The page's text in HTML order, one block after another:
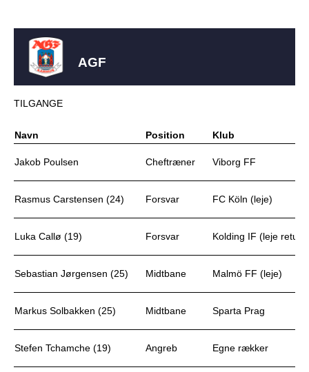
AGF
TILGANGE
Navn Position Klub
Jakob Poulsen Cheftræner Viborg FF
Rasmus Carstensen (24) Forsvar FC Köln (leje)
Luka Callø (19) Forsvar Kolding IF (leje retur)
Sebastian Jørgensen (25) Midtbane Malmö FF (leje)
Markus Solbakken (25) Midtbane Sparta Prag
Stefen Tchamche (19) Angreb Egne rækker